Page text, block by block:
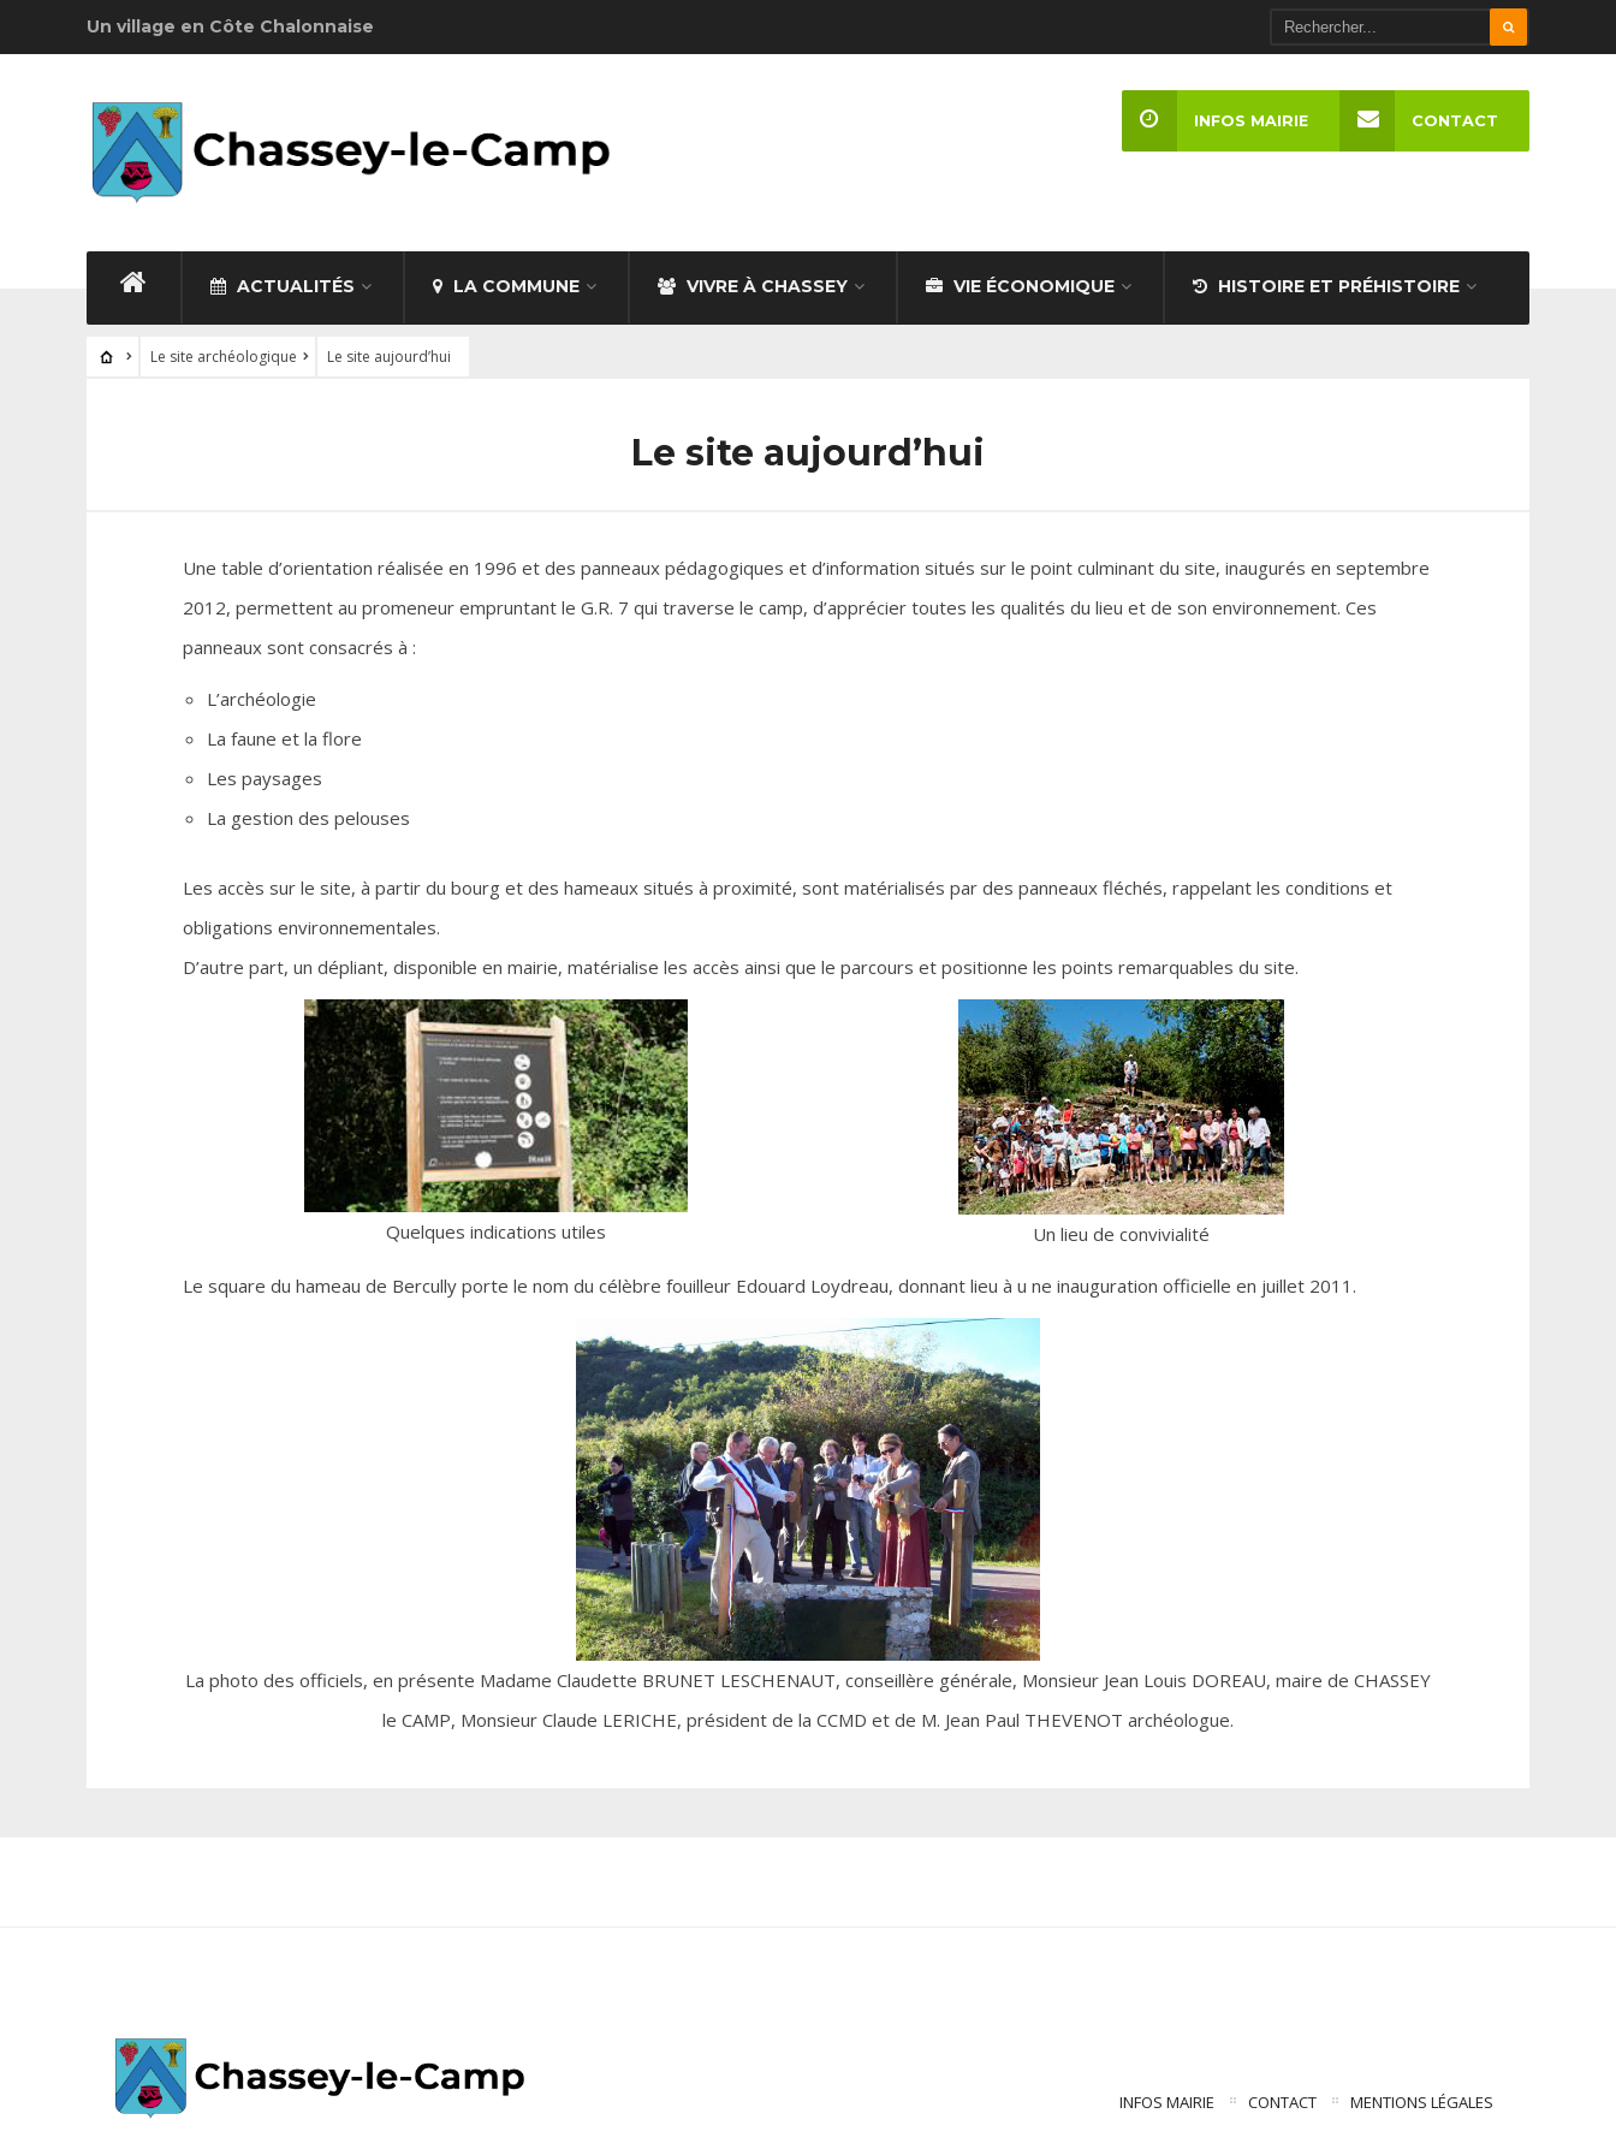
Un village en Côte Chalonnaise
ACTUALITÉS LA COMMUNE VIVRE À CHASSEY VIE ÉCONOMIQUE HISTOIRE ET PRÉHISTOIRE
INFOS MAIRIE CONTACT
Le site archéologique Le site aujourd’hui
Le site aujourd’hui
Une table d’orientation réalisée en 1996 et des panneaux pédagogiques et d’information situés sur le point culminant du site, inaugurés en septembre
2012, permettent au promeneur empruntant le G.R. 7 qui traverse le camp, d’apprécier toutes les qualités du lieu et de son environnement. Ces
panneaux sont consacrés à :
L’archéologie
La faune et la flore
Les paysages
La gestion des pelouses
Les accès sur le site, à partir du bourg et des hameaux situés à proximité, sont matérialisés par des panneaux fléchés, rappelant les conditions et
obligations environnementales.
D’autre part, un dépliant, disponible en mairie, matérialise les accès ainsi que le parcours et positionne les points remarquables du site.
Quelques indications utiles Un lieu de convivialité
Le square du hameau de Bercully porte le nom du célèbre fouilleur Edouard Loydreau, donnant lieu à u ne inauguration officielle en juillet 2011.
La photo des officiels, en présente Madame Claudette BRUNET LESCHENAUT, conseillère générale, Monsieur Jean Louis DOREAU, maire de CHASSEY
le CAMP, Monsieur Claude LERICHE, président de la CCMD et de M. Jean Paul THEVENOT archéologue.
INFOS MAIRIE CONTACT MENTIONS LÉGALES